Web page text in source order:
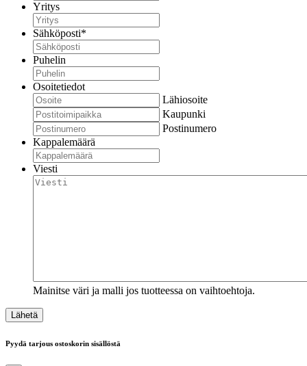
Yritys
Sähköposti*
Puhelin
Osoitetiedot
Lähiosoite
Kaupunki
Postinumero
Kappalemäärä
Viesti
Mainitse väri ja malli jos tuotteessa on vaihtoehtoja.
Pyydä tarjous ostoskorin sisällöstä